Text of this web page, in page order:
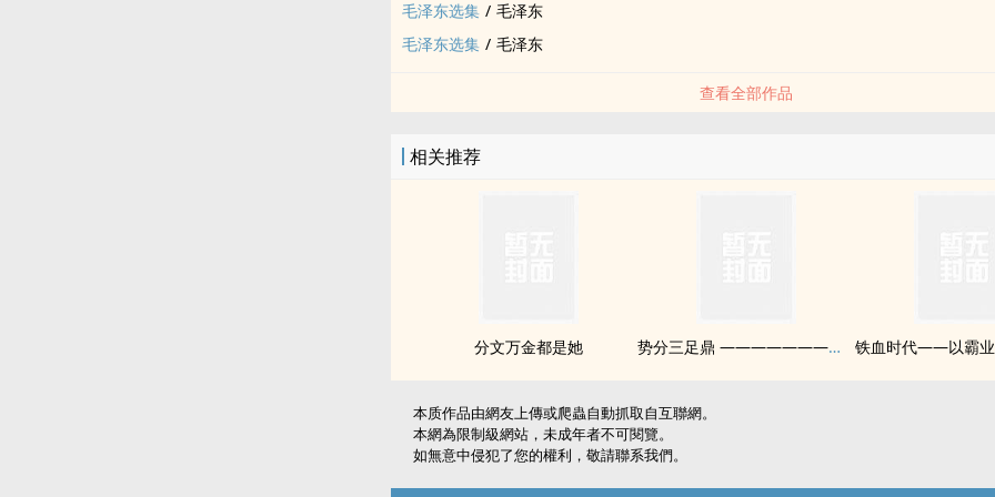
毛泽东选集 / 毛泽东
毛泽东选集 / 毛泽东
查看全部作品
相关推荐
分文万金都是她 势分三足鼎 ———————— 三国往事闲弹
本质作品由網友上傳或爬蟲自動抓取自互聯網。
本網為限制級網站，未成年者不可閱覽。
如無意中侵犯了您的權利，敬請聯系我們。